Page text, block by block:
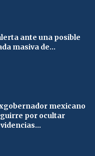
ante una posible
masiva de...
mexicano
por ocultar